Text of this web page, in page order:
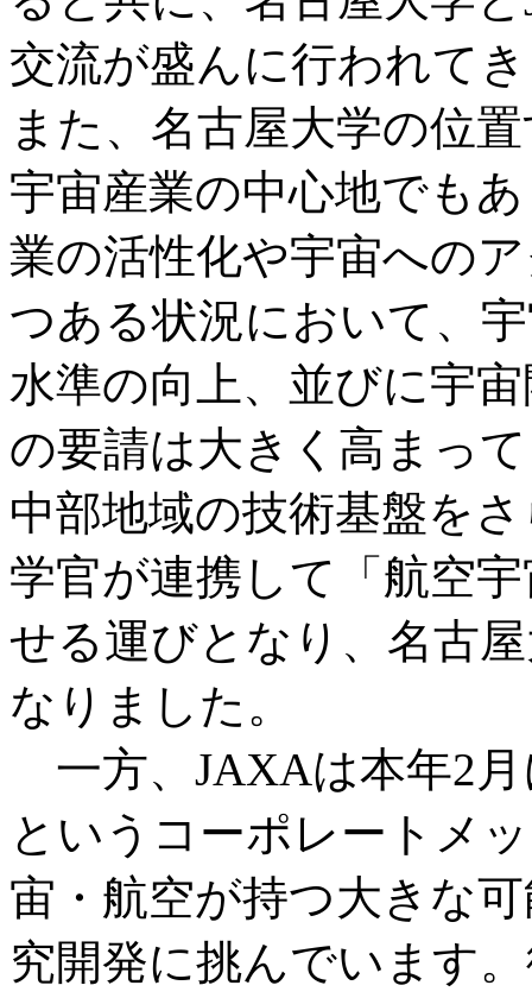
交流が盛んに行われて
また、名古屋大学の位
宇宙産業の中心地でも
業の活性化や宇宙への
つある状況において、
水準の向上、並びに宇
の要請は大きく高まっ
中部地域の技術基盤を
学官が連携して「航空
せる運びとなり、名古
なりました。
一方、JAXAは本年2
というコーポレートメ
宙・航空が持つ大きな
究開発に挑んでいます